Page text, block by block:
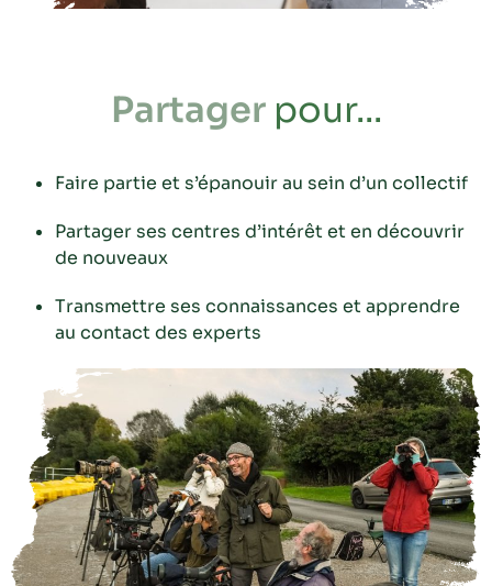
Partager pour...
Faire partie et s’épanouir au sein d’un collectif
Partager ses centres d’intérêt et en découvrir
de nouveaux
Transmettre ses connaissances et apprendre
au contact des experts